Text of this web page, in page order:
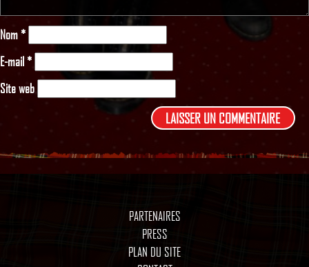
Nom*
E-mail*
Site web
PARTENAIRES
PRESS
PLAN DU SITE